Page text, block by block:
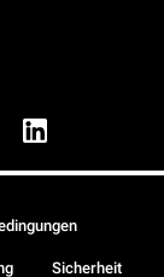
Sicherheit